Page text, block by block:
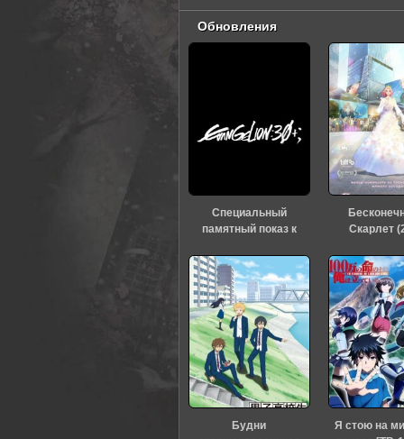
Обновления
Специальный
памятный показ к
«Евангелиона» (2026)
Скарлет
Будни
Я стою на